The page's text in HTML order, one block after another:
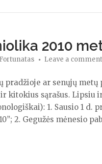
2010
Fortunatas Leave a comment
pradžioje ar senųjų
kitokius sąrašus. Lipsiu
1. Sausio 1 d.
2. Gegužės mėnesio